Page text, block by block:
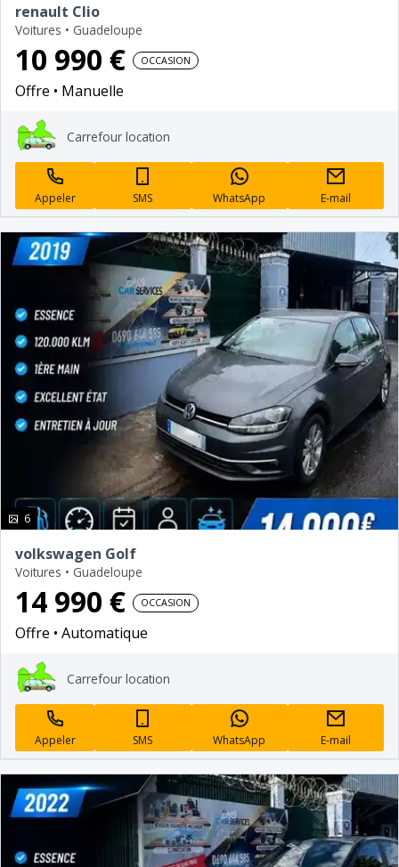
renault Clio
Voitures • Guadeloupe
10 990 € OCCASION
Offre Manuelle
Carrefour location
Appeler SMS WhatsApp E-mail
6photo(s)
volkswagen Golf
Voitures • Guadeloupe
14 990 € OCCASION
Offre Automatique
Carrefour location
Appeler SMS WhatsApp E-mail